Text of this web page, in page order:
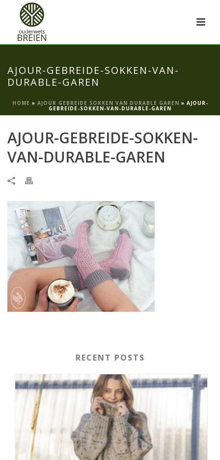
AJOUR-GEBREIDE-SOKKEN-VAN-
DURABLE-GAREN
HOME » AJOUR GEBREIDE SOKKEN VAN DURABLE GAREN » AJOUR-
GEBREIDE-SOKKEN-VAN-DURABLE-GAREN
AJOUR-GEBREIDE-SOKKEN-
VAN-DURABLE-GAREN
RECENT POSTS